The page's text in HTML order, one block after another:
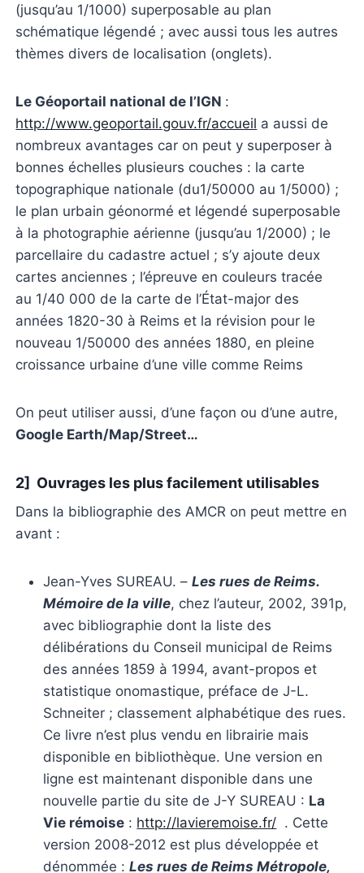
(jusqu’au 1/1000) superposable au plan
schématique légendé ; avec aussi tous les autres
thèmes divers de localisation (onglets).
Le Géoportail national de l’IGN :
http://www.geoportail.gouv.fr/accueil a aussi de
nombreux avantages car on peut y superposer à
bonnes échelles plusieurs couches : la carte
topographique nationale (du1/50000 au 1/5000) ;
le plan urbain géonormé et légendé superposable
à la photographie aérienne (jusqu’au 1/2000) ; le
parcellaire du cadastre actuel ; s’y ajoute deux
cartes anciennes ; l’épreuve en couleurs tracée
au 1/40 000 de la carte de l’État-major des
années 1820-30 à Reims et la révision pour le
nouveau 1/50000 des années 1880, en pleine
croissance urbaine d’une ville comme Reims
On peut utiliser aussi, d’une façon ou d’une autre,
Google Earth/Map/Street…
2] Ouvrages les plus facilement utilisables
Dans la bibliographie des AMCR on peut mettre en
avant :
Jean-Yves SUREAU. –Les rues de Reims.
Mémoire de la ville, chez l’auteur, 2002, 391p,
avec bibliographie dont la liste des
délibérations du Conseil municipal de Reims
des années 1859 à 1994, avant-propos et
statistique onomastique, préface de J-L.
Schneiter ; classement alphabétique des rues.
Ce livre n’est plus vendu en librairie mais
disponible en bibliothèque. Une version en
ligne est maintenant disponible dans une
nouvelle partie du site de J-Y SUREAU : La
Vie rémoise : http://lavieremoise.fr/ . Cette
version 2008-2012 est plus développée et
dénommée :Les rues de Reims Métropole,